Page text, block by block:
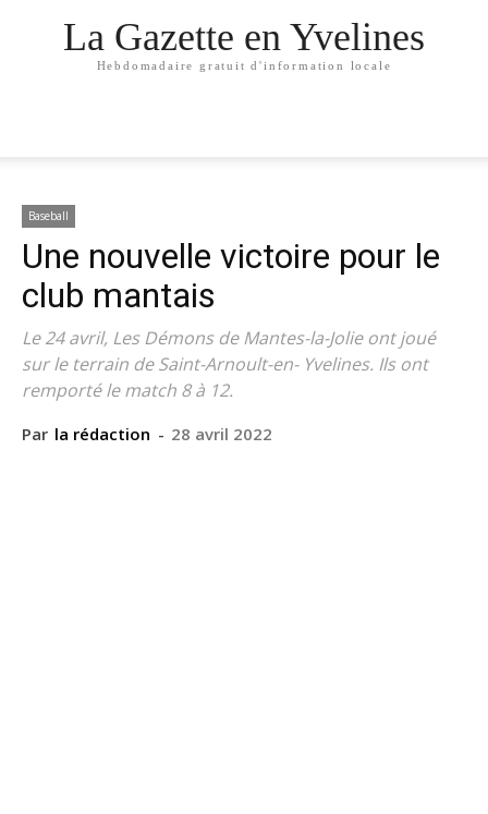
La Gazette en Yvelines
Hebdomadaire gratuit d'information locale
Baseball
Une nouvelle victoire pour le
club mantais
Le 24 avril, Les Démons de Mantes-la-Jolie ont joué
sur le terrain de Saint-Arnoult-en- Yvelines. Ils ont
remporté le match 8 à 12.
Par la rédaction - 28 avril 2022